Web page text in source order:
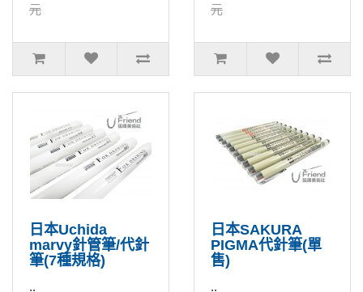
元
元
日本Uchida
marvy針管筆/代針
筆(7種規格)
..
日本SAKURA
PIGMA代針筆(單
售)
..